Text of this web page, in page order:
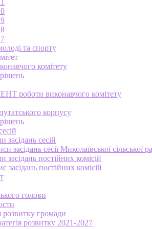
та спорту
комітету
роботи виконавчого комітету
корпусу
засідань сесій
засідань сесії Миколаївської сільської
засідань постійних комісій
засідань постійних комісій
голови
розвитку громади
розвитку 2021-2027